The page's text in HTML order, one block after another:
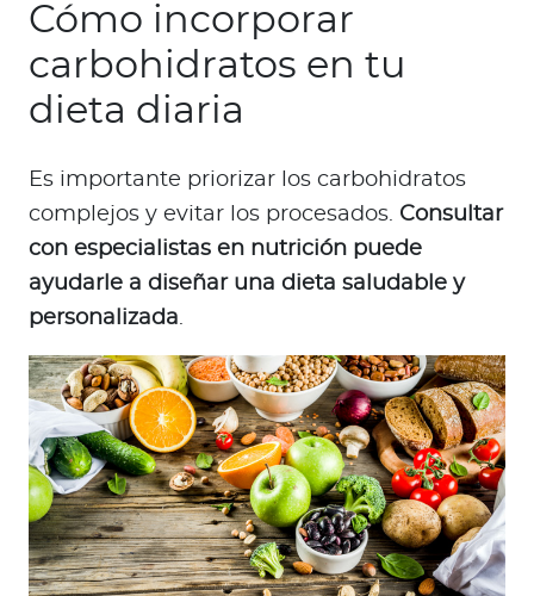
Cómo incorporar
carbohidratos en tu
dieta diaria
Es importante priorizar los carbohidratos
complejos y evitar los procesados. Consultar
con especialistas en nutrición puede
ayudarle a diseñar una dieta saludable y
personalizada.